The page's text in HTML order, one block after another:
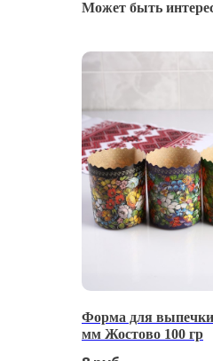
Может быть
Форма для
мм Жостово 100 гр